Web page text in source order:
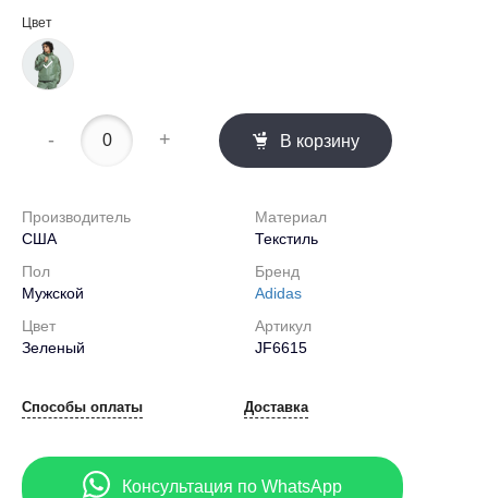
Цвет
- + В корзину
Производитель
США
Материал
Текстиль
Пол
Мужской
Бренд
Adidas
Цвет
Зеленый
Артикул
JF6615
Способы оплаты Доставка
Консультация по WhatsApp